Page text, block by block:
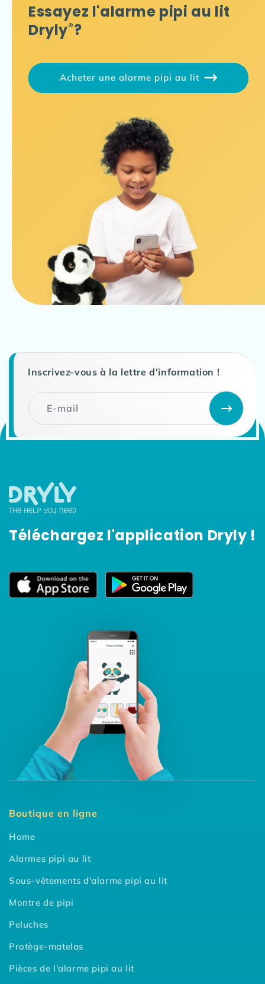
Essayez l'alarme pipi au lit
Dryly®?
Acheter une alarme pipi au lit
Inscrivez-vous à la lettre d'information !
E-mail
Téléchargez l'application Dryly !
Boutique en ligne
Home
Alarmes pipi au lit
Sous-vêtements d'alarme pipi au lit
Montre de pipi
Peluches
Protège-matelas
Pièces de l'alarme pipi au lit